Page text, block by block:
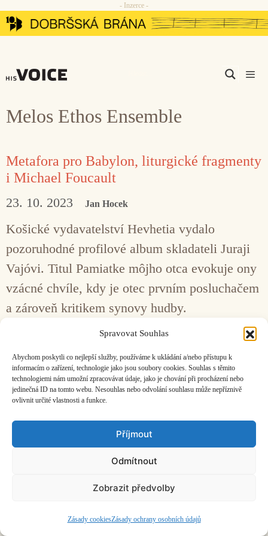
Spravovat Souhlas
Abychom poskytli co nejlepší služby, používáme k ukládání a/nebo přístupu k
informacím o zařízení, technologie jako jsou soubory cookies. Souhlas s těmito
technologiemi nám umožní zpracovávat údaje, jako je chování při procházení nebo
jedinečná ID na tomto webu. Nesouhlas nebo odvolání souhlasu může nepříznivě
ovlivnit určité vlastnosti a funkce.
Příjmout
Odmítnout
Zobrazit předvolby
Zásady cookiesZásady ochrany osobních údajů
Přeskočit
na
- Inzerce -
Melos Ethos Ensemble
Metafora pro Babylon, liturgické fragmenty
i Michael Foucault
23. 10. 2023 Jan Hocek
Košické vydavatelství Hevhetia vydalo
pozoruhodné profilové album skladateli Juraji
Vajóvi. Titul Pamiatke môjho otca evokuje ony
vzácné chvíle, kdy je otec prvním posluchačem
a zároveň kritikem synovy hudby.
ČASOPIS O JINÉ HUDBĚ | vydáváHudební informační středisko
©2026 HISvoice – design a admin